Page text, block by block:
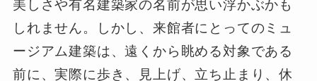
美しさや有名建築家の名前が思い浮かぶかも
しれません。しかし、来館者にとってのミュ
ージアム建築は、遠くから眺める対象である
前に、実際に歩き、見上げ、立ち止まり、休